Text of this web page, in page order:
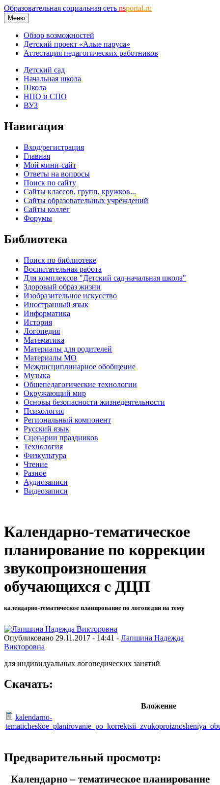
Образовательная социальная сеть nsportal.ru
Меню
Обзор возможностей
Детский проект «Алые паруса»
Аттестация педагогических работников
Детский сад
Начальная школа
Школа
НПО и СПО
ВУЗ
Навигация
Вход/регистрация
Главная
Мой мини-сайт
Ответы на вопросы
Поиск по сайту
Сайты классов, групп, кружков...
Сайты образовательных учреждений
Сайты коллег
Форумы
Библиотека
Поиск по библиотеке
Воспитательная работа
Для комплексов "Детский сад-начальная школа"
Здоровый образ жизни
Изобразительное искусство
Иностранный язык
Информатика
История
Логопедия
Математика
Материалы для родителей
Материалы МО
Междисциплинарное обобщение
Музыка
Общепедагогические технологии
Окружающий мир
Основы безопасности жизнедеятельности
Психология
Региональный компонент
Русский язык
Сценарии праздников
Технология
Физкультура
Чтение
Разное
Аудиозаписи
Видеозаписи
Календарно-тематическое
планирование по коррекции
звукопроизношения
обучающихся с ДЦП
календарно-тематическое планирование по логопедии на тему
Опубликовано 29.11.2017 - 14:41 - Лапшина Надежда
Викторовна
для индивидуальных логопедических занятий
Скачать:
Вложение
kalendarno-
Предварительный просмотр:
Календарно – тематическое планирование